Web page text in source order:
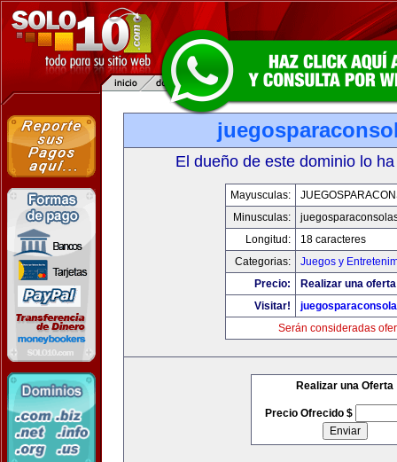
El dueño de este dominio lo
Mayusculas:
Minusculas:
Longitud:
18 caracteres
Categorias:
Juegos y
Precio:
Realizar una
Visitar!
Serán consideradas
Realizar una Oferta
Precio Ofrecido $